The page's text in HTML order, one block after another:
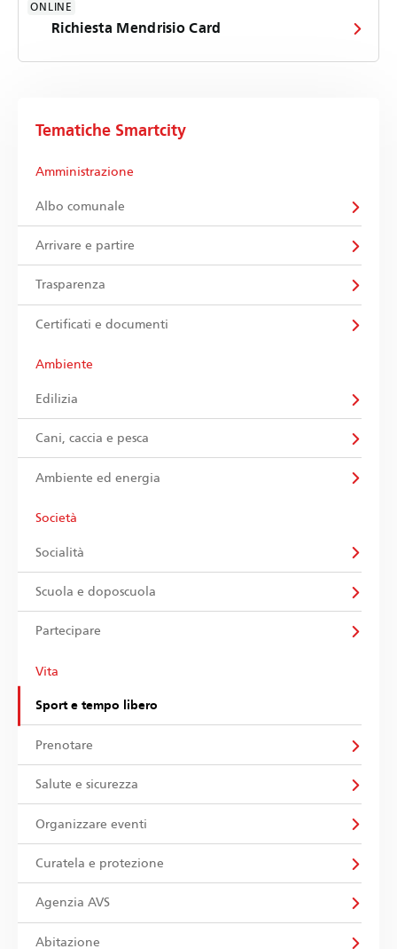
ONLINE
Richiesta Mendrisio Card
Tematiche Smartcity
Amministrazione
Albo comunale
Arrivare e partire
Trasparenza
Certificati e documenti
Ambiente
Edilizia
Cani, caccia e pesca
Ambiente ed energia
Società
Socialità
Scuola e doposcuola
Partecipare
Vita
Sport e tempo libero
Prenotare
Salute e sicurezza
Organizzare eventi
Curatela e protezione
Agenzia AVS
Abitazione